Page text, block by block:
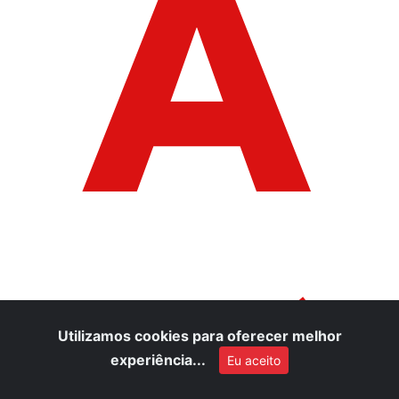
A
Utilizamos cookies para oferecer melhor
experiência...
Eu aceito